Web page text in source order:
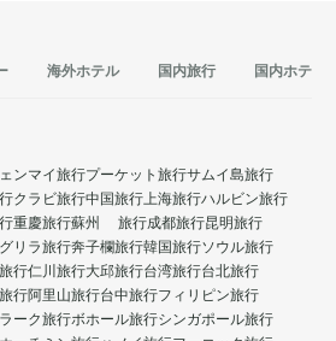
海外ホテル 国内旅行 国内ホテル
ンマイ旅行プーケット旅行サムイ島旅行
クラビ旅行中国旅行上海旅行ハルビン旅行
重慶旅行蘇州 旅行成都旅行昆明旅行
リラ旅行奔子欄旅行韓国旅行ソウル旅行
行仁川旅行大邱旅行台湾旅行台北旅行
行阿里山旅行台中旅行フィリピン旅行
ーク旅行ボホール旅行シンガポール旅行